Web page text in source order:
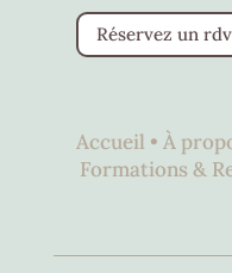
Réservez un
Accueil • À
Formations &